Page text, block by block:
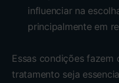
influenciar na
principalmente em
Essas condições fazem
tratamento seja